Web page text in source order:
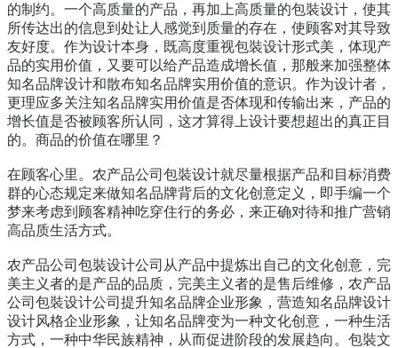
的制约。一个高质量的产品，再加上高质量的包裝设计，使其
所传达出的信息到处让人感觉到质量的存在，使顾客对其导致
友好度。作为设计本身，既高度重视包裝设计形式美，体现产
品的实用价值，又要可以给产品造成增长值，那般来加强整体
知名品牌设计和散布知名品牌实用价值的意识。作为设计者，
更理应多关注知名品牌实用价值是否体现和传输出来，产品的
增长值是否被顾客所认同，这才算得上设计要想超出的真正目
的。商品的价值在哪里？
在顾客心里。农产品公司包裝设计就尽量根据产品和目标消费
群的心态规定来做知名品牌背后的文化创意定义，即手编一个
梦来考虑到顾客精神吃穿住行的务必，来正确对待和推广营销
高品质生活方式。
农产品公司包裝设计公司从产品中提炼出自己的文化创意，完
美主义者的是产品的品质，完美主义者的是售后维修， 农产品
公司包裝设计公司 提升知名品牌企业形象，营造知名品牌设计
设计风格企业形象，让知名品牌变为一种文化创意，一种生活
方式，一种中华民族精神，从而促进阶段的发展趋向。包裝文